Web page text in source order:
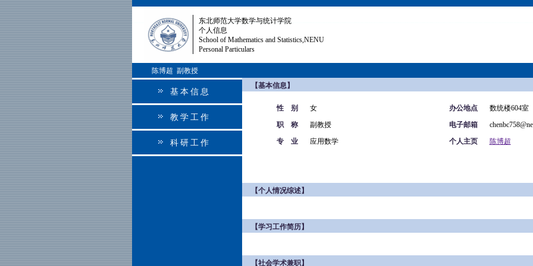
东北师范大学数学与统计学院
个人信息
School of Mathematics and Statistics,NENU
Personal Particulars
陈博超 副教授
基本信息
教学工作
科研工作
【基本信息】
性 别 女 办公地点
数统楼604室
职 称
副教授 电子邮箱
专 业
应用数学 个人主页 陈博超
【个人情况综述】
【学习工作简历】
【社会学术兼职】